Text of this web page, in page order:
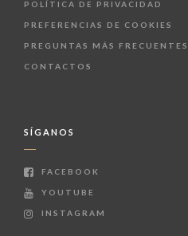
POLÍTICA DE PRIVACIDAD
PREFERENCIAS DE COOKIES
PREGUNTAS MÁS FRECUENTES
CONTACTOS
SÍGANOS
FACEBOOK
YOUTUBE
INSTAGRAM